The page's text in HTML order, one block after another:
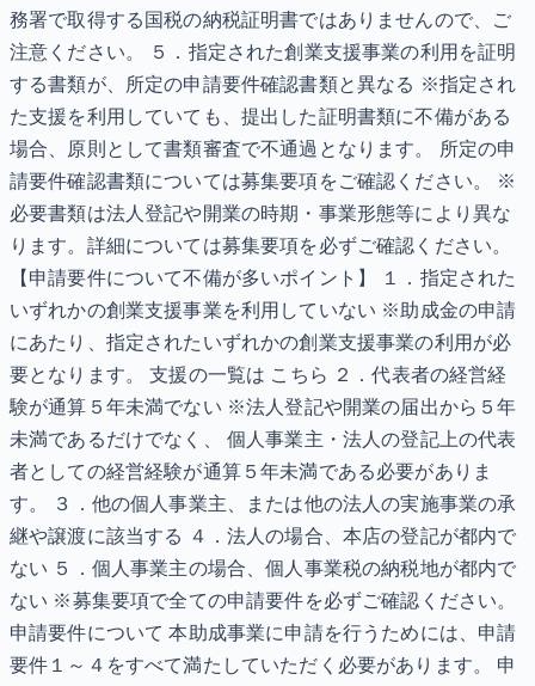
務署で取得する国税の納税証明書ではありませんので、ご
注意ください。 ５．指定された創業支援事業の利用を証明
する書類が、所定の申請要件確認書類と異なる ※指定され
た支援を利用していても、提出した証明書類に不備がある
場合、原則として書類審査で不通過となります。 所定の申
請要件確認書類については募集要項をご確認ください。 ※
必要書類は法人登記や開業の時期・事業形態等により異な
ります。詳細については募集要項を必ずご確認ください。
【申請要件について不備が多いポイント】 １．指定された
いずれかの創業支援事業を利用していない ※助成金の申請
にあたり、指定されたいずれかの創業支援事業の利用が必
要となります。 支援の一覧は こちら ２．代表者の経営経
験が通算５年未満でない ※法人登記や開業の届出から５年
未満であるだけでなく、 個人事業主・法人の登記上の代表
者としての経営経験が通算５年未満である必要がありま
す。 ３．他の個人事業主、または他の法人の実施事業の承
継や譲渡に該当する ４．法人の場合、本店の登記が都内で
ない ５．個人事業主の場合、個人事業税の納税地が都内で
ない ※募集要項で全ての申請要件を必ずご確認ください。
申請要件について 本助成事業に申請を行うためには、申請
要件１～４をすべて満たしていただく必要があります。 申